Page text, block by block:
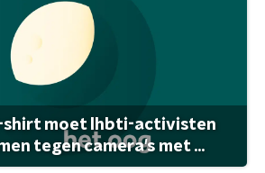
shirt moet lhbti-activisten
tegen camera's met ...